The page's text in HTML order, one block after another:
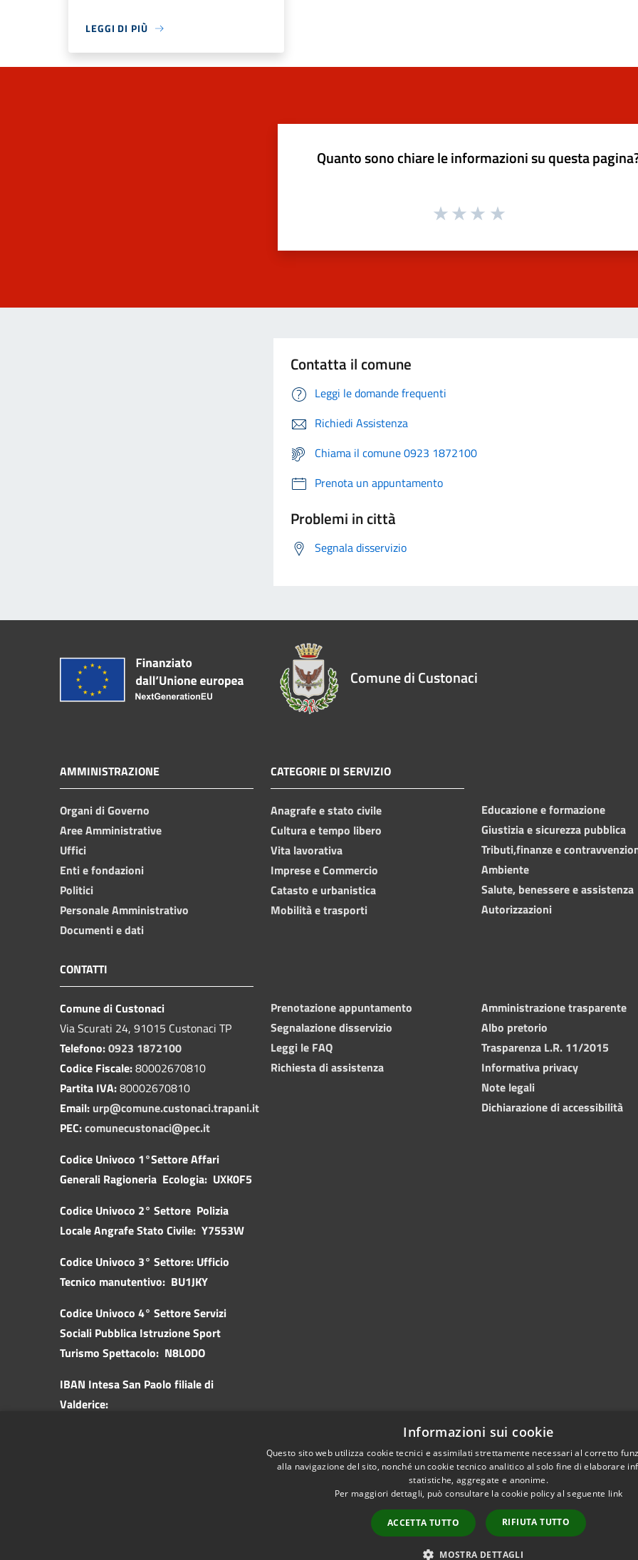
LEGGI DI PIÙ
Quanto sono chiare le informazioni su questa
Contatta il comune
Leggi le domande frequenti
Richiedi Assistenza
Chiama il comune 0923 1872100
Prenota un appuntamento
Problemi in città
Segnala disservizio
Comune di Custonaci
AMMINISTRAZIONE
Organi di Governo
Aree Amministrative
Uffici
Enti e fondazioni
Politici
Personale Amministrativo
Documenti e dati
CATEGORIE DI SERVIZIO
Anagrafe e stato civile
Cultura e tempo libero
Vita lavorativa
Imprese e Commercio
Catasto e urbanistica
Mobilità e trasporti
Educazione e formazione
Giustizia e sicurezza pubblica
Tributi,finanze e
Ambiente
Salute, benessere e assistenza
Autorizzazioni
CONTATTI
Comune di Custonaci
Via Scurati 24, 91015 Custonaci TP
Telefono:0923 1872100
Codice Fiscale:80002670810
Partita IVA:80002670810
Email: urp@comune.custonaci.trapani.it
PEC:comunecustonaci@pec.it
Codice Univoco 1°Settore Affari
Generali Ragioneria Ecologia: UXK0F5
Codice Univoco 2° Settore Polizia
Locale Angrafe Stato Civile: Y7553W
Codice Univoco 3° Settore: Ufficio
Tecnico manutentivo: BU1JKY
Codice Univoco 4° Settore Servizi
Sociali Pubblica Istruzione Sport
Turismo Spettacolo: N8L0DO
IBAN Intesa San Paolo filiale di
Valderice:
Prenotazione appuntamento
Segnalazione disservizio
Leggi le FAQ
Richiesta di assistenza
Amministrazione trasparente
Albo pretorio
Trasparenza L.R. 11/2015
Informativa privacy
Note legali
Dichiarazione di accessibilità
PEC Copyright © 2026 • Comune di
Informazioni sui cookie
Questo sito web utilizza cookie tecnici e assimilati strettamente necessari al corretto
alla navigazione del sito, nonché un cookie tecnico analitico al solo fine di elaborare
statistiche, aggregate e anonime.
Per maggiori dettagli, può consultare la cookie policy al seguente link
ACCETTA TUTTO RIFIUTA TUTTO
MOSTRA DETTAGLI